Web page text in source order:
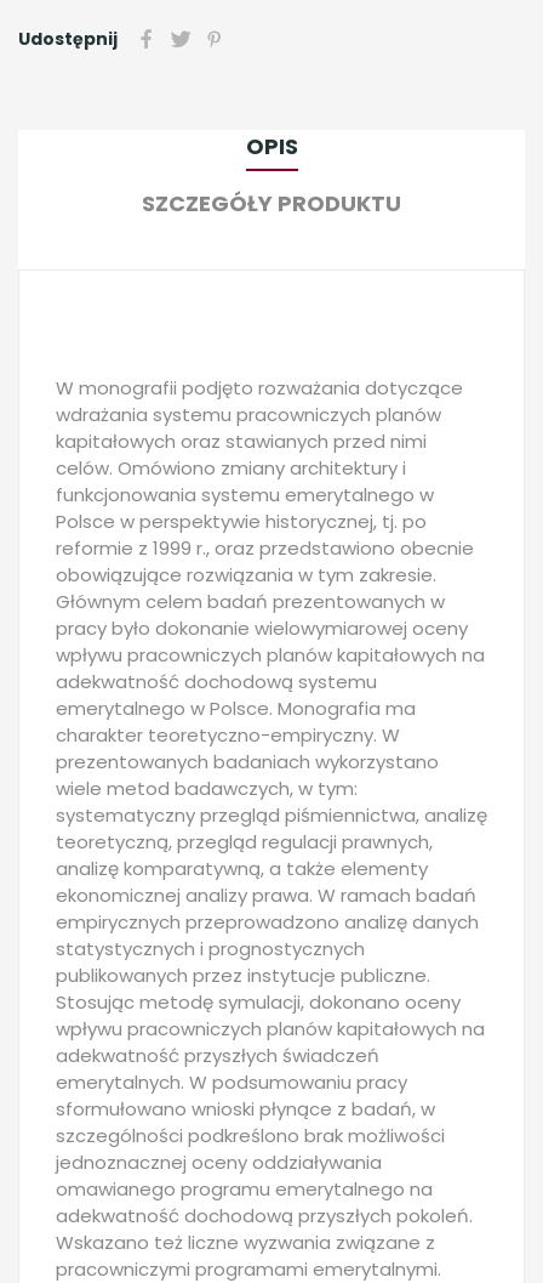
Udostępnij
OPIS
SZCZEGÓŁY PRODUKTU
W monografii podjęto rozważania dotyczące
wdrażania systemu pracowniczych planów
kapitałowych oraz stawianych przed nimi
celów. Omówiono zmiany architektury i
funkcjonowania systemu emerytalnego w
Polsce w perspektywie historycznej, tj. po
reformie z 1999 r., oraz przedstawiono obecnie
obowiązujące rozwiązania w tym zakresie.
Głównym celem badań prezentowanych w
pracy było dokonanie wielowymiarowej oceny
wpływu pracowniczych planów kapitałowych na
adekwatność dochodową systemu
emerytalnego w Polsce. Monografia ma
charakter teoretyczno-empiryczny. W
prezentowanych badaniach wykorzystano
wiele metod badawczych, w tym:
systematyczny przegląd piśmiennictwa, analizę
teoretyczną, przegląd regulacji prawnych,
analizę komparatywną, a także elementy
ekonomicznej analizy prawa. W ramach badań
empirycznych przeprowadzono analizę danych
statystycznych i prognostycznych
publikowanych przez instytucje publiczne.
Stosując metodę symulacji, dokonano oceny
wpływu pracowniczych planów kapitałowych na
adekwatność przyszłych świadczeń
emerytalnych. W podsumowaniu pracy
sformułowano wnioski płynące z badań, w
szczególności podkreślono brak możliwości
jednoznacznej oceny oddziaływania
omawianego programu emerytalnego na
adekwatność dochodową przyszłych pokoleń.
Wskazano też liczne wyzwania związane z
pracowniczymi programami emerytalnymi.